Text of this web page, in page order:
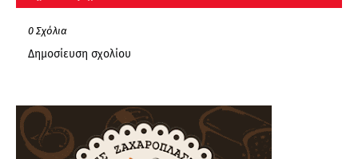
0 Σχόλια
Δημοσίευση σχολίου